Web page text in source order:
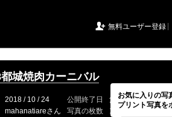
 無料ユーザー登録
城焼肉カーニバル
2018 / 10 / 24 公開終了日 無期限 イ
mahanatiareさん 写真の枚数 150 / 2000枚
お気に入りの写
プリント写真を